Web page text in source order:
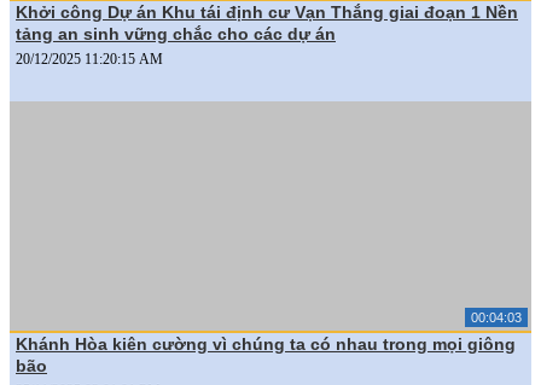
Khởi công Dự án Khu tái định cư Vạn Thắng giai đoạn 1 Nền
tảng an sinh vững chắc cho các dự án
20/12/2025 11:20:15 AM
00:04:03
Khánh Hòa kiên cường vì chúng ta có nhau trong mọi giông
bão